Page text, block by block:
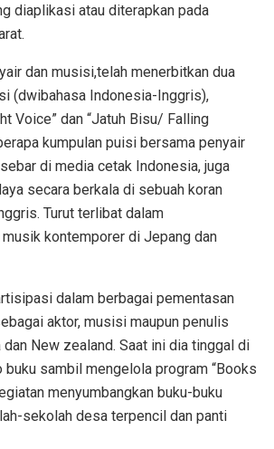
diaplikasi atau diterapkan pada
dan musisi,telah menerbitkan dua
(dwibahasa Indonesia-Inggris),
Voice” dan “Jatuh Bisu/ Falling
kumpulan puisi bersama penyair
di media cetak Indonesia, juga
secara berkala di sebuah koran
Turut terlibat dalam
kontemporer di Jepang dan
dalam berbagai pementasan
aktor, musisi maupun penulis
New zealand. Saat ini dia tinggal di
buku sambil mengelola program “Books
menyumbangkan buku-buku
sekolah desa terpencil dan panti